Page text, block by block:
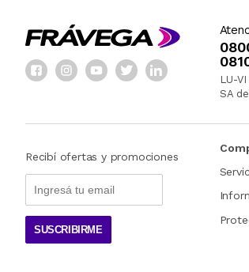
LU-
SA
Recibí ofertas y promociones
SUSCRIBIRME